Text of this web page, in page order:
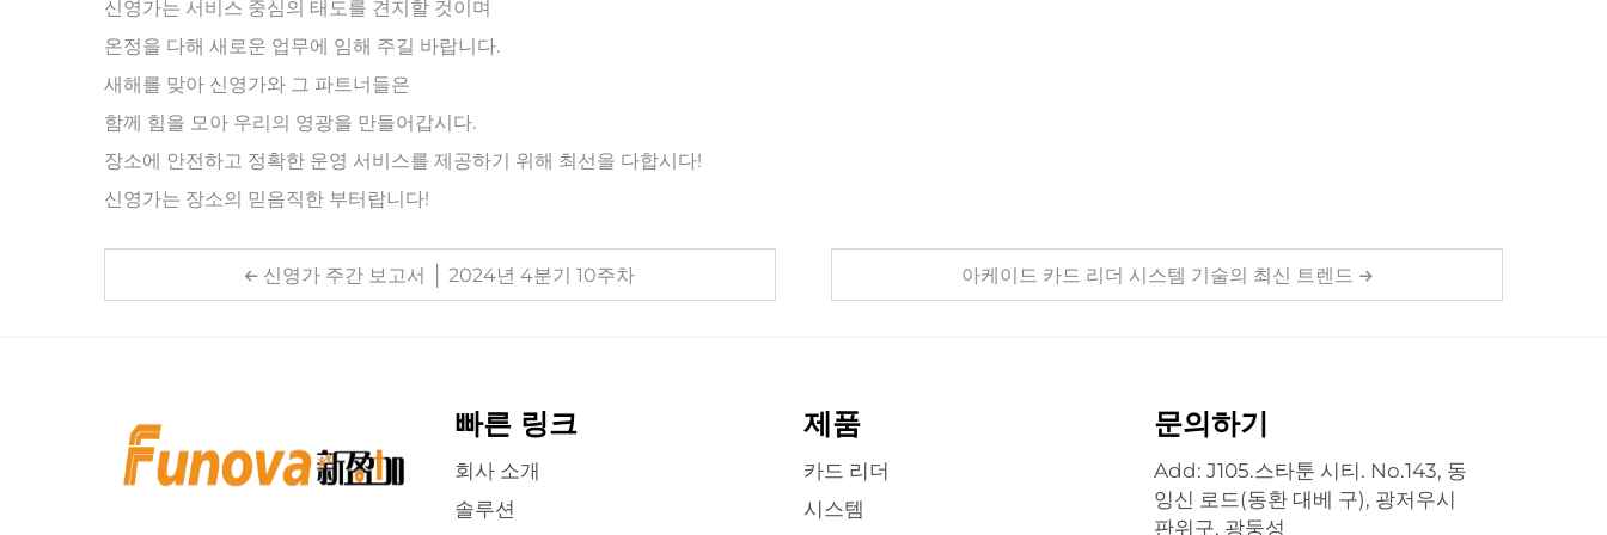
신영가는 서비스 중심의 태도를 견지할 것이며
온정을 다해 새로운 업무에 임해 주길 바랍니다.
새해를 맞아 신영가와 그 파트너들은
함께 힘을 모아 우리의 영광을 만들어갑시다.
장소에 안전하고 정확한 운영 서비스를 제공하기 위해 최선을 다합시다!
신영가는 장소의 믿음직한 부터랍니다!
신영가 주간 보고서 │ 2024년 4분기 10주차 아케이드 카드 리더 시스템 기술의 최신 트렌드
빠른 링크
회사 소개
솔루션
제품
카드 리더
시스템
문의하기
Add: J105.스타툰 시티. No.143, 동
잉신 로드(동환 대베 구), 광저우시
판위구, 광둥성